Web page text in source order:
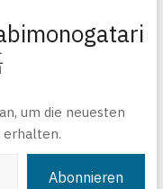
um die neuesten
erhalten.
Abonnieren